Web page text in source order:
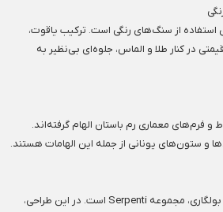
استفاده از سنگ‌های رنگی است. ترکیب یاقوت،
در کنار طلا و الماس، جلوه‌ای بی‌نظیر به
فرم‌های معماری رم باستان الهام گرفته‌اند.
ستون‌های یونانی از جمله این الهامات هستند.
یکی از مشهورترین طراحی‌های بولگاری، مجموعه Serpenti است. در این طراحی،